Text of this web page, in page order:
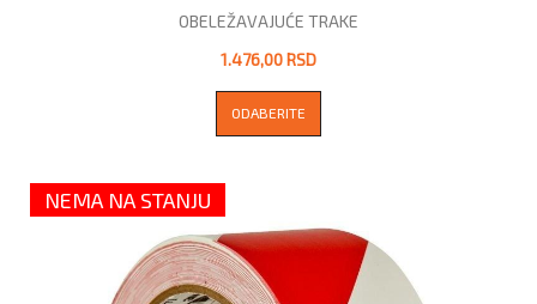
OBELEŽAVAJUĆE TRAKE
1.476,00 RSD
ODABERITE
NEMA NA STANJU